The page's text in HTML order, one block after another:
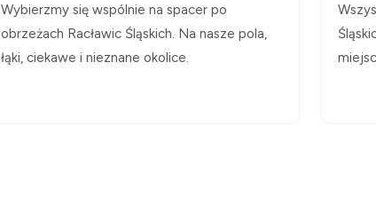
Wybierzmy się wspólnie na spacer po
obrzeżach Racławic Śląskich. Na nasze pola,
łąki, ciekawe i nieznane okolice.